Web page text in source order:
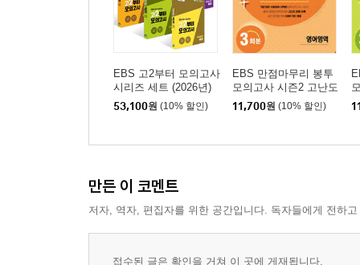
EBS 고2부터 모의고사
시리즈 세트 (2026년)
53,100원 (10% 할인)
EBS 만점마무리 봉투
모의고사 시즌2 고난도
영어영역 3회분 (2026
년)
11,700원 (10% 할인)
만든 이 코멘트
저자, 역자, 편집자를 위한 공간입니다. 독자들에게 전하
접수된 글은 확인을 거쳐 이 곳에 게재됩니다.